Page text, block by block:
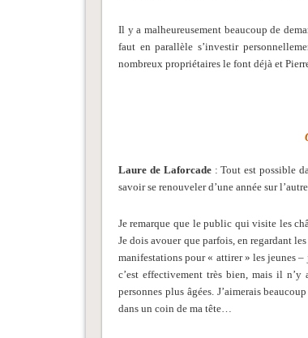
Il y a malheureusement beaucoup de
faut en parallèle s’investir
nombreux propriétaires le font déjà et
Laure de Laforcade: Tout est possible
savoir se renouveler d’une année sur
Je remarque que le public qui visite les
Je dois avouer que parfois, en regardant
manifestations pour « attirer » les jeunes
c’est effectivement très bien, mais il
personnes plus âgées. J’aimerais
dans un coin de ma tête…